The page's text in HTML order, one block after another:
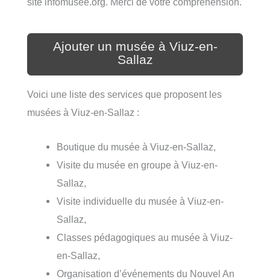
Ajouter un musée à Viuz-en-
Sallaz
Voici une liste des services que proposent les
musées à Viuz-en-Sallaz :
Boutique du musée à Viuz-en-Sallaz,
Visite du musée en groupe à Viuz-en-
Sallaz,
Visite individuelle du musée à Viuz-en-
Sallaz,
Classes pédagogiques au musée à Viuz-
en-Sallaz,
Organisation d’événements du Nouvel An